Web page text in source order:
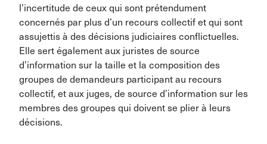
l’incertitude de ceux qui sont prétendument
concernés par plus d’un recours collectif et qui sont
assujettis à des décisions judiciaires conflictuelles.
Elle sert également aux juristes de source
d’information sur la taille et la composition des
groupes de demandeurs participant au recours
collectif, et aux juges, de source d’information sur les
membres des groupes qui doivent se plier à leurs
décisions.